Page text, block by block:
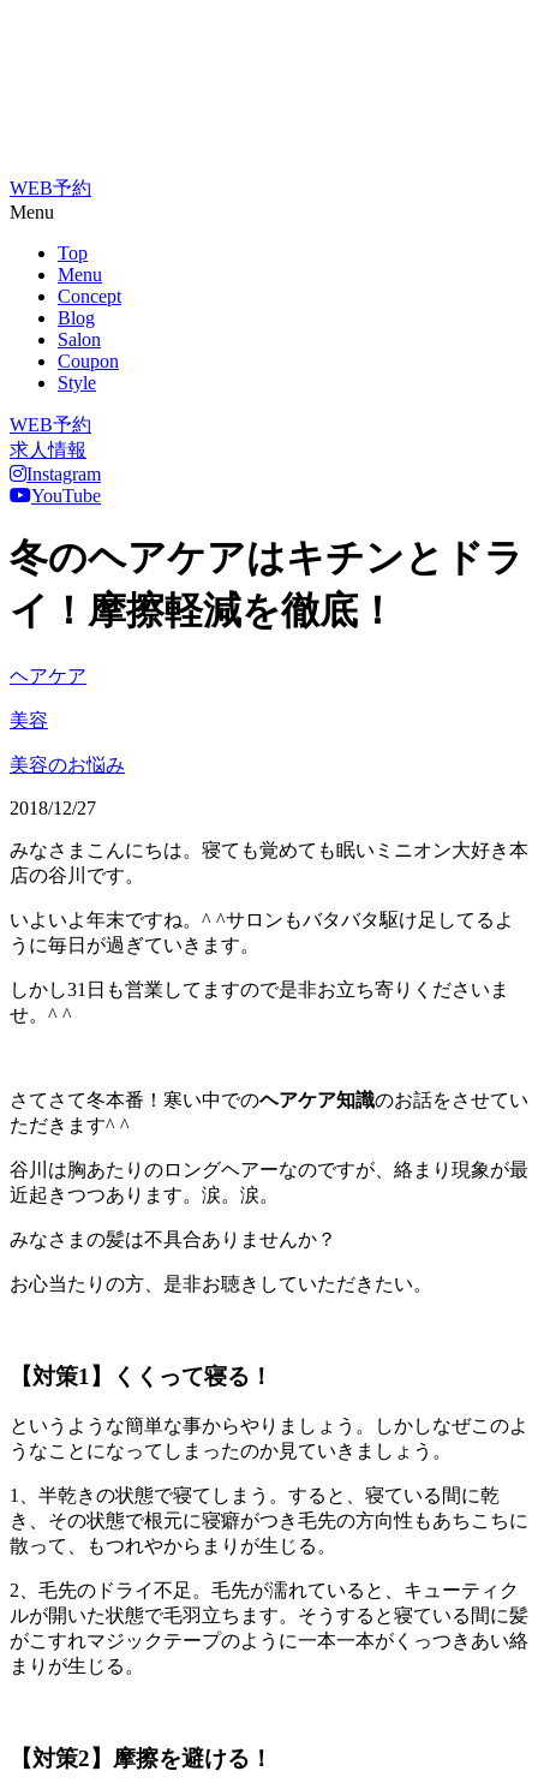
WEB予約
Menu
Top
Menu
Concept
Blog
Salon
Coupon
Style
WEB予約
求人情報
Instagram
YouTube
冬のヘアケアはキチンとドラ
イ！摩擦軽減を徹底！
ヘアケア
美容
美容のお悩み
2018/12/27
みなさまこんにちは。寝ても覚めても眠いミニオン大好き本
店の谷川です。
いよいよ年末ですね。^ ^サロンもバタバタ駆け足してるよ
うに毎日が過ぎていきます。
しかし31日も営業してますので是非お立ち寄りくださいま
せ。^ ^
さてさて冬本番！寒い中でのヘアケア知識のお話をさせてい
ただきます^ ^
谷川は胸あたりのロングヘアーなのですが、絡まり現象が最
近起きつつあります。涙。涙。
みなさまの髪は不具合ありませんか？
お心当たりの方、是非お聴きしていただきたい。
【対策1】くくって寝る！
というような簡単な事からやりましょう。しかしなぜこのよ
うなことになってしまったのか見ていきましょう。
1、半乾きの状態で寝てしまう。すると、寝ている間に乾
き、その状態で根元に寝癖がつき毛先の方向性もあちこちに
散って、もつれやからまりが生じる。
2、毛先のドライ不足。毛先が濡れていると、キューティク
ルが開いた状態で毛羽立ちます。そうすると寝ている間に髪
がこすれマジックテープのように一本一本がくっつきあい絡
まりが生じる。
【対策2】摩擦を避ける！